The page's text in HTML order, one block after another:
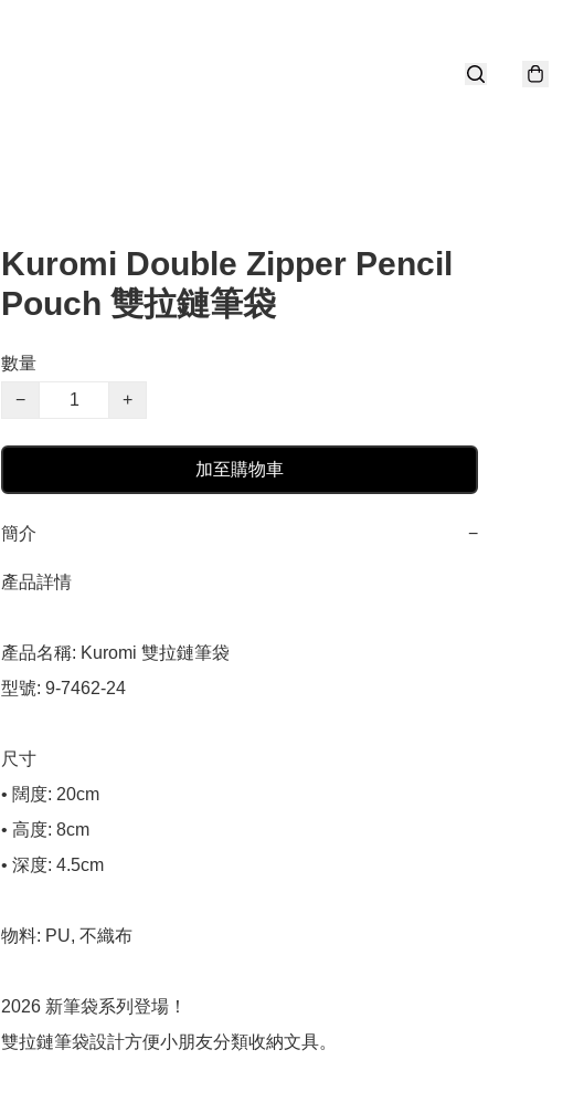
Kuromi Double Zipper Pencil
Pouch 雙拉鏈筆袋
數量
−
+
加至購物車
簡介 −
產品詳情
產品名稱: Kuromi 雙拉鏈筆袋
型號: 9-7462-24
尺寸
• 闊度: 20cm
• 高度: 8cm
• 深度: 4.5cm
物料: PU, 不織布
2026 新筆袋系列登場！
雙拉鏈筆袋設計方便小朋友分類收納文具。